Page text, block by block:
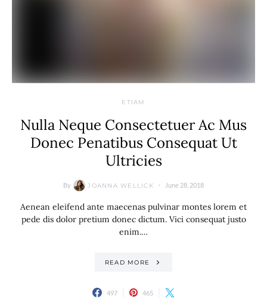
ETIAM
Nulla Neque Consectetuer Ac Mus
Donec Penatibus Consequat Ut
Ultricies
By JOANNA WELLICK June 28, 2018
Aenean eleifend ante maecenas pulvinar montes lorem et
pede dis dolor pretium donec dictum. Vici consequat justo
enim.…
READ MORE
497 465